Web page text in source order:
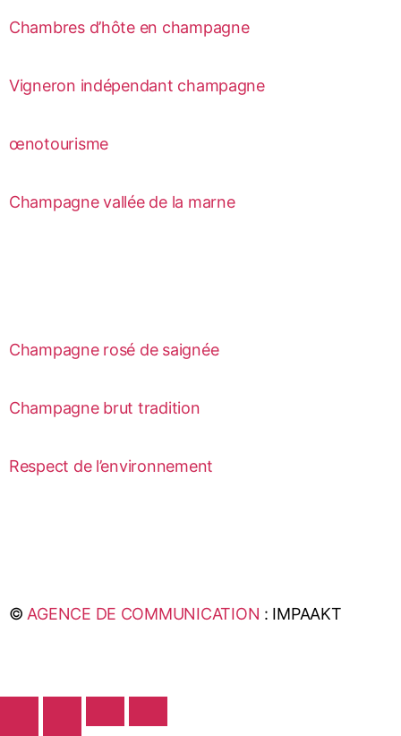
Chambres d’hôte en champagne
Vigneron indépendant champagne
œnotourisme
Champagne vallée de la marne
Champagne rosé de saignée
Champagne brut tradition
Respect de l’environnement
©AGENCE DE COMMUNICATION : IMPAAKT